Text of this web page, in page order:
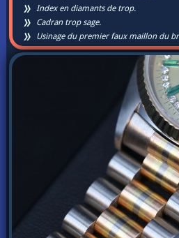
Index en diamants de trop.
Cadran trop sage.
Usinage du premier faux maillon du